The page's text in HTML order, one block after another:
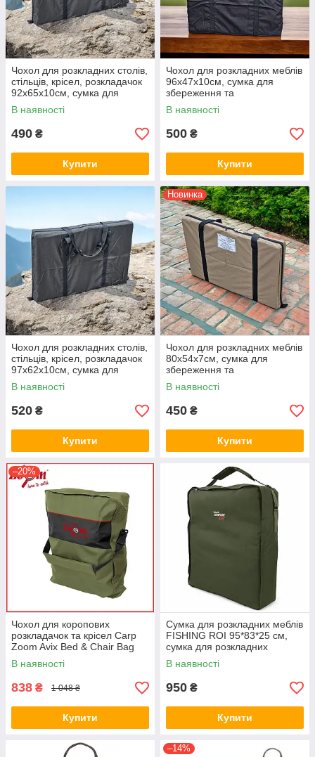
Чохол для розкладних столів,
стільців, крісел, розкладачок
92х65х10см, сумка для
перенесення та зберігання
речей
В наявності
490 ₴
Купити
Чохол для розкладних меблів
96х47х10см, сумка для
збереження та
транспортування складних
меблів
В наявності
500 ₴
Купити
Чохол для розкладних столів,
стільців, крісел, розкладачок
97х62х10см, сумка для
слань-книги в човен
В наявності
520 ₴
Купити
Новинка
Чохол для розкладних меблів
80х54х7см, сумка для
збереження та
транспортування складних
меблів
В наявності
450 ₴
Купити
–20%
Чохол для коропових
розкладачок та крісел Carp
Zoom Avix Bed & Chair Bag
80х80х20см
В наявності
838 ₴ 1 048 ₴
Купити
Сумка для розкладних меблів
FISHING ROI 95*83*25 см,
сумка для розкладних
туристичних меблів (крісла,
розкладачки)
В наявності
950 ₴
Купити
–14%